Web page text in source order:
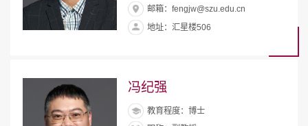
邮箱：fengjw@szu.edu.cn
地址：汇星楼506
冯纪强
教育程度：博士